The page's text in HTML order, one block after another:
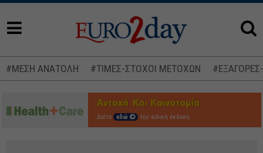
#ΜΕΣΗ ΑΝΑΤΟΛΗ #ΤΙΜΕΣ-ΣΤΟΧΟΙ ΜΕΤΟΧΩΝ
Δείτε εδώ την ειδική έκδοση